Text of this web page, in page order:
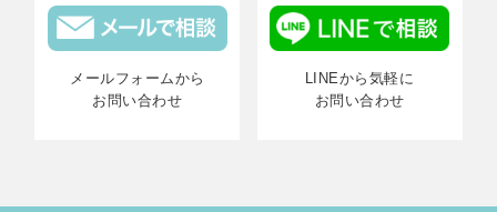
メールフォームから
お問い合わせ
LINEから気軽に
お問い合わせ